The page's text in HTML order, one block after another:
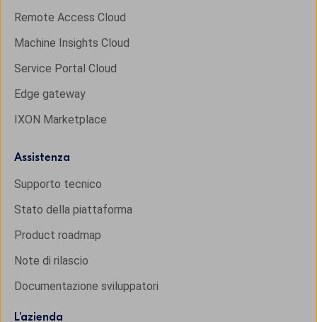
Remote Access Cloud
Machine Insights Cloud
Service Portal Cloud
Edge gateway
IXON Marketplace
Assistenza
Supporto tecnico
Stato della piattaforma
Product roadmap
Note di rilascio
Documentazione sviluppatori
L'azienda